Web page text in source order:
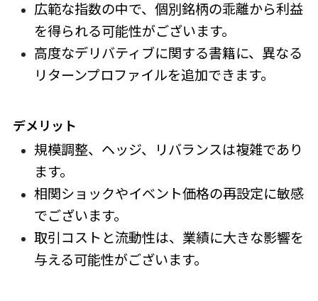
広範な指数の中で、個別銘柄の乖離から利益
を得られる可能性がございます。
高度なデリバティブに関する書籍に、異なる
リターンプロファイルを追加できます。
デメリット
規模調整、ヘッジ、リバランスは複雑であり
ます。
相関ショックやイベント価格の再設定に敏感
でございます。
取引コストと流動性は、業績に大きな影響を
与える可能性がございます。